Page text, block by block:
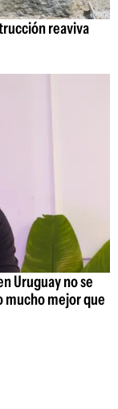
reaviva
Uruguay no se
mucho mejor que